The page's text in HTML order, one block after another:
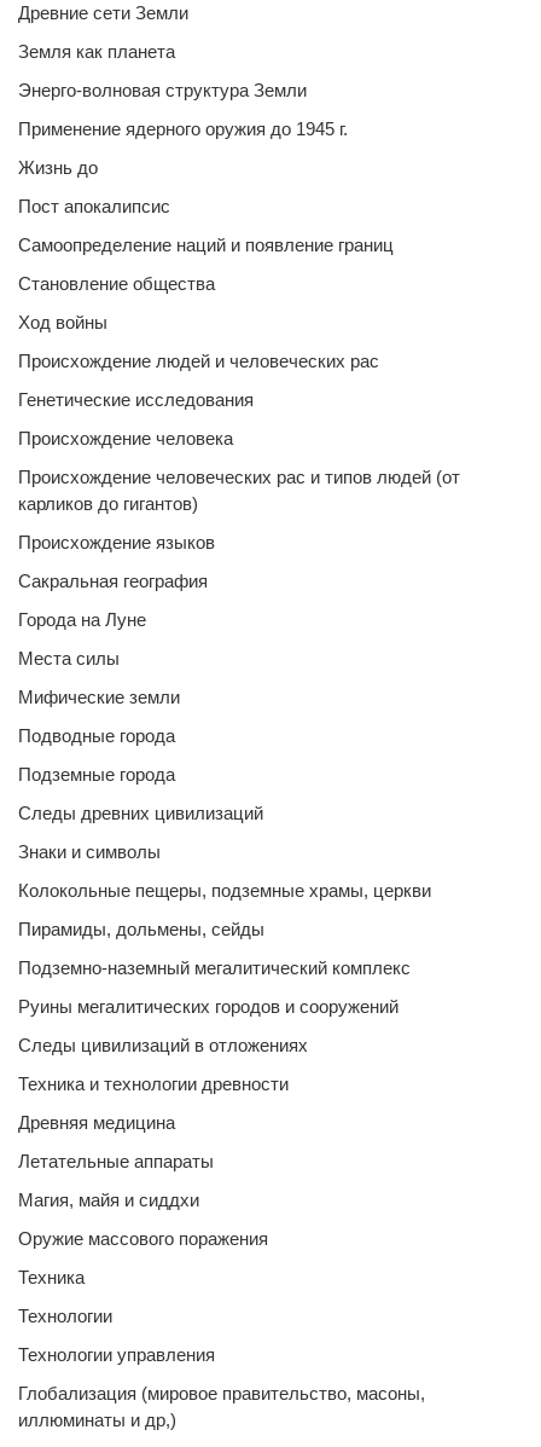
Древние сети Земли
Земля как планета
Энерго-волновая структура Земли
Применение ядерного оружия до 1945 г.
Жизнь до
Пост апокалипсис
Самоопределение наций и появление границ
Становление общества
Ход войны
Происхождение людей и человеческих рас
Генетические исследования
Происхождение человека
Происхождение человеческих рас и типов людей (от
карликов до гигантов)
Происхождение языков
Сакральная география
Города на Луне
Места силы
Мифические земли
Подводные города
Подземные города
Следы древних цивилизаций
Знаки и символы
Колокольные пещеры, подземные храмы, церкви
Пирамиды, дольмены, сейды
Подземно-наземный мегалитический комплекс
Руины мегалитических городов и сооружений
Следы цивилизаций в отложениях
Техника и технологии древности
Древняя медицина
Летательные аппараты
Магия, майя и сиддхи
Оружие массового поражения
Техника
Технологии
Технологии управления
Глобализация (мировое правительство, масоны,
иллюминаты и др,)